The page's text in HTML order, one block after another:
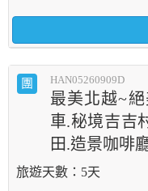
團 HAN05260909D
最美北越~
車.秘境吉吉
田.造景咖啡
5天